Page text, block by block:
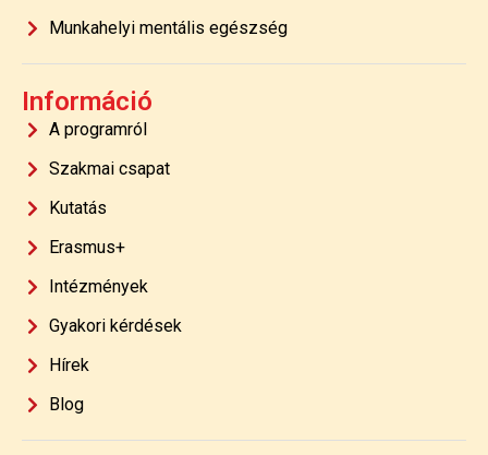
Munkahelyi mentális egészség
Információ
A programról
Szakmai csapat
Kutatás
Erasmus+
Intézmények
Gyakori kérdések
Hírek
Blog